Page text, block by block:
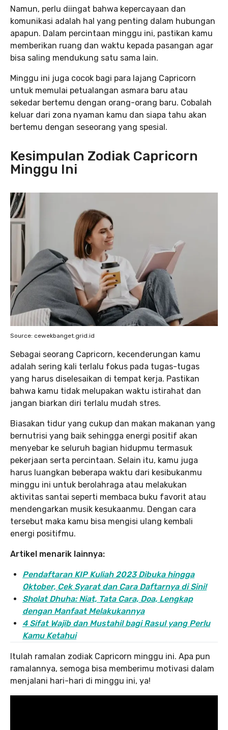
Namun, perlu diingat bahwa kepercayaan dan
komunikasi adalah hal yang penting dalam hubungan
apapun. Dalam percintaan minggu ini, pastikan kamu
memberikan ruang dan waktu kepada pasangan agar
bisa saling mendukung satu sama lain.
Minggu ini juga cocok bagi para lajang Capricorn
untuk memulai petualangan asmara baru atau
sekedar bertemu dengan orang-orang baru. Cobalah
keluar dari zona nyaman kamu dan siapa tahu akan
bertemu dengan seseorang yang spesial.
Kesimpulan Zodiak Capricorn
Minggu Ini
Source: cewekbanget.grid.id
Sebagai seorang Capricorn, kecenderungan kamu
adalah sering kali terlalu fokus pada tugas-tugas
yang harus diselesaikan di tempat kerja. Pastikan
bahwa kamu tidak melupakan waktu istirahat dan
jangan biarkan diri terlalu mudah stres.
Biasakan tidur yang cukup dan makan makanan yang
bernutrisi yang baik sehingga energi positif akan
menyebar ke seluruh bagian hidupmu termasuk
pekerjaan serta percintaan. Selain itu, kamu juga
harus luangkan beberapa waktu dari kesibukanmu
minggu ini untuk berolahraga atau melakukan
aktivitas santai seperti membaca buku favorit atau
mendengarkan musik kesukaanmu. Dengan cara
tersebut maka kamu bisa mengisi ulang kembali
energi positifmu.
Artikel menarik lainnya:
Pendaftaran KIP Kuliah 2023 Dibuka hingga
Oktober, Cek Syarat dan Cara Daftarnya di Sini!
Sholat Dhuha: Niat, Tata Cara, Doa, Lengkap
dengan Manfaat Melakukannya
4 Sifat Wajib dan Mustahil bagi Rasul yang Perlu
Kamu Ketahui
Itulah ramalan zodiak Capricorn minggu ini. Apa pun
ramalannya, semoga bisa memberimu motivasi dalam
menjalani hari-hari di minggu ini, ya!